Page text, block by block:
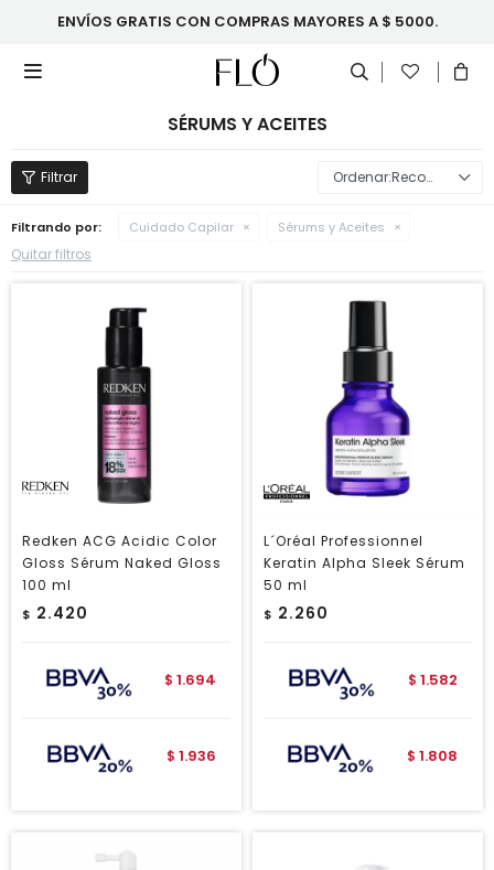
ENVÍOS GRATIS CON COMPRAS MAYORES A $ 5000.

SÉRUMS Y ACEITES
Recomendados
Filtrando por: Cuidado Capilar Sérums y Aceites
Quitar filtros
Redken ACG Acidic Color
Gloss Sérum Naked Gloss
100 ml
$ 2.420
$ 1.694
$ 1.936
L´Oréal Professionnel
Keratin Alpha Sleek Sérum
50 ml
$ 2.260
$ 1.582
$ 1.808